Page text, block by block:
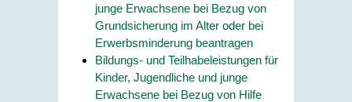
junge Erwachsene bei Bezug von
Grundsicherung im Alter oder bei
Erwerbsminderung beantragen
Bildungs- und Teilhabeleistungen für
Kinder, Jugendliche und junge
Erwachsene bei Bezug von Hilfe